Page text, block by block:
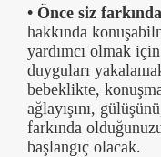
• Önce siz
hakkında
yardımcı olmak
duyguları
bebeklikte,
ağlayışını,
farkında
başlangıç olacak.